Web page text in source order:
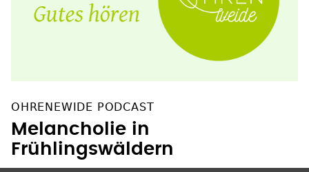
OHRENEWIDE PODCAST
Melancholie in
Frühlingswäldern